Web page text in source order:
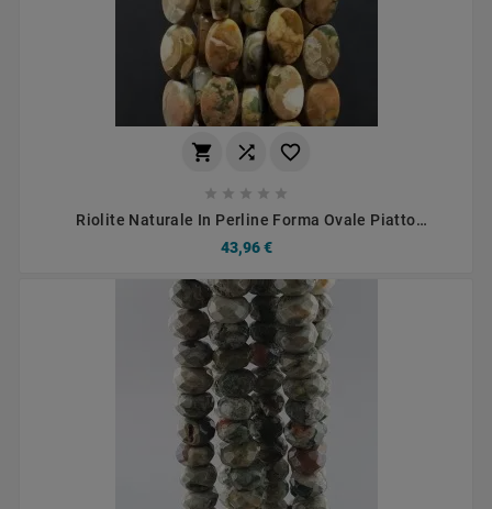
  
    
Riolite Naturale In Perline Forma Ovale Piatto
43,96 €